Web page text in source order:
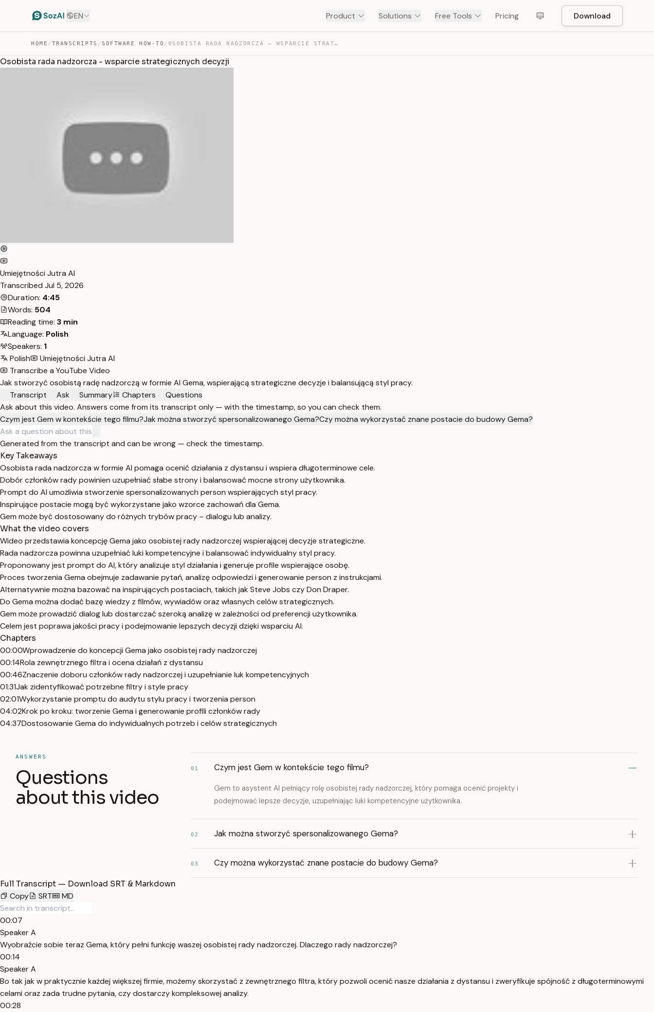
EN Product Solutions Free Tools Pricing Download
HOME / TRANSCRIPTS /SOFTWARE HOW-TO / OSOBISTA RADA NADZORCZA – WSPARCIE STRATEGICZNYCH DECYZJI — TRANSCRIPT
Osobista rada nadzorcza - wsparcie strategicznych decyzji
Umiejętności Jutra AI
Transcribed Jul 5, 2026
Duration: 4:45
Words: 504
Reading time: 3 min
Language: Polish
Speakers: 1
Polish
Umiejętności Jutra AI
Transcribe a YouTube Video
Jak stworzyć osobistą radę nadzorczą w formie AI Gema, wspierającą strategiczne decyzje i balansującą styl pracy.
Transcript
Ask Summary Chapters
Questions
Ask about this video. Answers come from its transcript only — with the timestamp, so you can check them.
Czym jest Gem w kontekście tego filmu?Jak można stworzyć spersonalizowanego Gema?Czy można wykorzystać znane postacie do budowy Gema?
Generated from the transcript and can be wrong — check the timestamp.
Key Takeaways
Osobista rada nadzorcza w formie AI pomaga ocenić działania z dystansu i wspiera długoterminowe cele.
Dobór członków rady powinien uzupełniać słabe strony i balansować mocne strony użytkownika.
Prompt do AI umożliwia stworzenie spersonalizowanych person wspierających styl pracy.
Inspirujące postacie mogą być wykorzystane jako wzorce zachowań dla Gema.
Gem może być dostosowany do różnych trybów pracy – dialogu lub analizy.
What the video covers
Wideo przedstawia koncepcję Gema jako osobistej rady nadzorczej wspierającej decyzje strategiczne.
Rada nadzorcza powinna uzupełniać luki kompetencyjne i balansować indywidualny styl pracy.
Proponowany jest prompt do AI, który analizuje styl działania i generuje profile wspierające osobę.
Proces tworzenia Gema obejmuje zadawanie pytań, analizę odpowiedzi i generowanie person z instrukcjami.
Alternatywnie można bazować na inspirujących postaciach, takich jak Steve Jobs czy Don Draper.
Do Gema można dodać bazę wiedzy z filmów, wywiadów oraz własnych celów strategicznych.
Gem może prowadzić dialog lub dostarczać szeroką analizę w zależności od preferencji użytkownika.
Celem jest poprawa jakości pracy i podejmowanie lepszych decyzji dzięki wsparciu AI.
Chapters
00:00Wprowadzenie do koncepcji Gema jako osobistej rady nadzorczej
00:14Rola zewnętrznego filtra i ocena działań z dystansu
00:46Znaczenie doboru członków rady nadzorczej i uzupełnianie luk kompetencyjnych
01:31Jak zidentyfikować potrzebne filtry i style pracy
02:01Wykorzystanie promptu do audytu stylu pracy i tworzenia person
04:02Krok po kroku: tworzenie Gema i generowanie profili członków rady
04:37Dostosowanie Gema do indywidualnych potrzeb i celów strategicznych
ANSWERS
Questions
about this video
01 Czym jest Gem w kontekście tego filmu?
Gem to asystent AI pełniący rolę osobistej rady nadzorczej, który pomaga ocenić projekty i
podejmować lepsze decyzje, uzupełniając luki kompetencyjne użytkownika.
02 Jak można stworzyć spersonalizowanego Gema?
03 Czy można wykorzystać znane postacie do budowy Gema?
Full Transcript — Download SRT & Markdown
Copy
SRT MD
00:07
Speaker A
Wyobraźcie sobie teraz Gema, który pełni funkcję waszej osobistej rady nadzorczej. Dlaczego rady nadzorczej?
00:14
Speaker A
Bo tak jak w praktycznie każdej większej firmie, możemy skorzystać z zewnętrznego filtra, który pozwoli ocenić nasze działania z dystansu i zweryfikuje spójność z długoterminowymi
celami oraz zada trudne pytania, czy dostarczy kompleksowej analizy.
00:28